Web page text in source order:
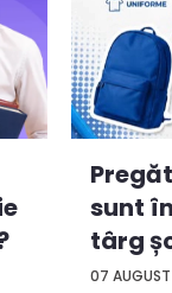
07
sunt
târg
con...